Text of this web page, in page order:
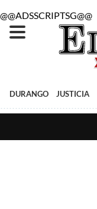
@@ADSSCRIPTSG@@
DURANGO JUSTICIA